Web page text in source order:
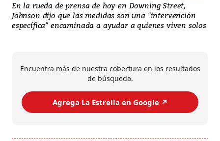
En la rueda de prensa de hoy en Downing Street,
Johnson dijo que las medidas son una "intervención
específica" encaminada a ayudar a quienes viven solos
Encuentra más de nuestra cobertura en los resultados
de búsqueda.
Agrega La Estrella en Google ↗️